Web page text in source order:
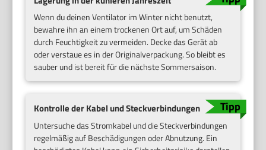
Wenn du deinen Ventilator im Winter nicht benutzt,
bewahre ihn an einem trockenen Ort auf, um Schäden
durch Feuchtigkeit zu vermeiden. Decke das Gerät ab
oder verstaue es in der Originalverpackung. So bleibt es
sauber und ist bereit für die nächste Sommersaison.
Kontrolle der Kabel und Steckverbindungen
Untersuche das Stromkabel und die Steckverbindungen
regelmäßig auf Beschädigungen oder Abnutzung. Ein